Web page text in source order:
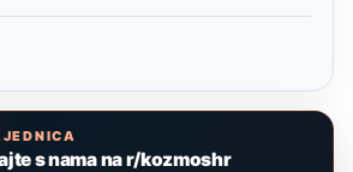
s nama na r/kozmoshr